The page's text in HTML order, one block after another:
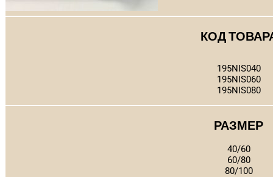
КОД
195NIS040
195NIS060
195NIS080
РАЗМЕР
40/60
60/80
80/100